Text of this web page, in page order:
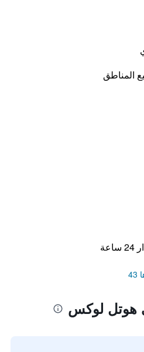
المناطق
هوتل لوكس